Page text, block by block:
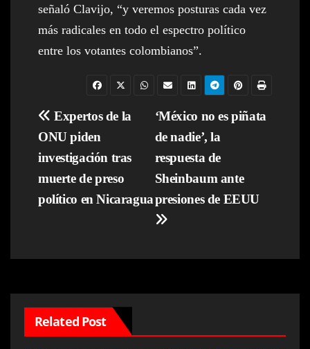
señaló Clavijo, “y veremos posturas cada vez
más radicales en todo el espectro político
entre los votantes colombianos”.
Navegación
de
entradas
‘México no es piñata
de nadie’, la
respuesta de
Sheinbaum ante
presiones de EEUU
Expertos de la
ONU piden
investigación tras
muerte de preso
político en Nicaragua
Related Post